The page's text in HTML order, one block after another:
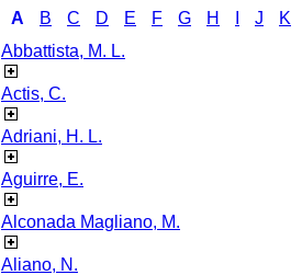
A B C D E F G H J K
Abbattista, M. L.
Actis, C.
Adriani, H. L.
Aguirre, E.
Alconada Magliano, M.
Aliano, N.